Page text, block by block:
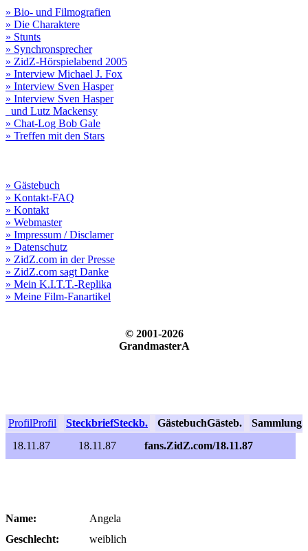
» Bio- und Filmografien
» Die Charaktere
» Stunts
» Synchronsprecher
» ZidZ-Hörspielabend 2005
» Interview Michael J. Fox
» Interview Sven Hasper
» Interview Sven Hasper
und Lutz Mackensy
» Chat-Log Bob Gale
» Treffen mit den Stars
» Gästebuch
» Kontakt-FAQ
» Kontakt
» Webmaster
» Impressum / Disclamer
» Datenschutz
» ZidZ.com in der Presse
» ZidZ.com sagt Danke
» Mein K.I.T.T.-Replika
» Meine Film-Fanartikel
© 2001-2026
GrandmasterA
ProfilProfil SteckbriefSteckb. GästebuchGästeb. Sammlung
18.11.87
18.11.87 fans.ZidZ.com/18.11.87
Name:
Angela
Geschlecht:
weiblich